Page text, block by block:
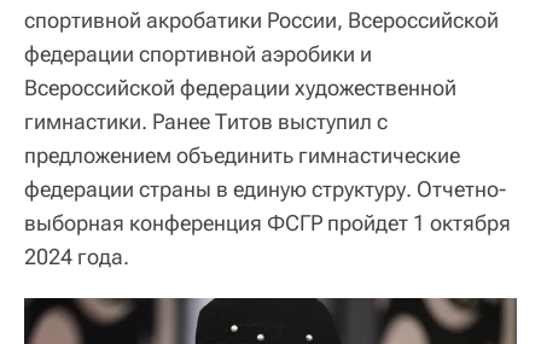
спортивной акробатики России, Всероссийской
федерации спортивной аэробики и
Всероссийской федерации художественной
гимнастики. Ранее Титов выступил с
предложением объединить гимнастические
федерации страны в единую структуру. Отчетно-
выборная конференция ФСГР пройдет 1 октября
2024 года.